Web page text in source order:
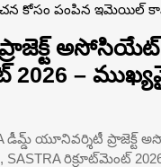
కోసం పంపిన ఇమెయిల్
ప్రాజెక్ట్
2026 –
డీమ్డ్ యూనివర్శిటీ ప్రాజెక్ట్
రిక్రూట్‌మెంట్